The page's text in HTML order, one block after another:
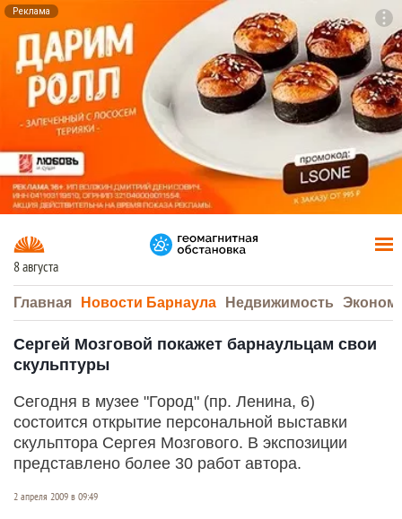
Реклама
8 августа
Главная Новости Барнаула Недвижимость
Сергей Мозговой покажет барнаульцам свои
скульптуры
Сегодня в музее "Город" (пр. Ленина, 6)
состоится открытие персональной выставки
скульптора Сергея Мозгового. В экспозиции
представлено более 30 работ автора.
2 апреля 2009 в 09:49